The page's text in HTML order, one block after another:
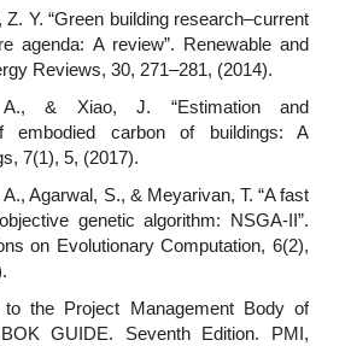
Y. “Green building research–current
agenda: A review”. Renewable and
Reviews, 30, 271–281, (2014).
A., & Xiao, J. “Estimation and
embodied carbon of buildings: A
7(1), 5, (2017).
Agarwal, S., & Meyarivan, T. “A fast
genetic algorithm: NSGA-II”.
on Evolutionary Computation, 6(2),
the Project Management Body of
GUIDE. Seventh Edition. PMI,